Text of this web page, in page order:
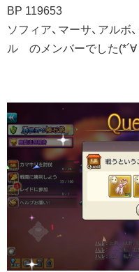
BP 119653
ソフィア、マーサ、アルボ
ル のメンバーでした